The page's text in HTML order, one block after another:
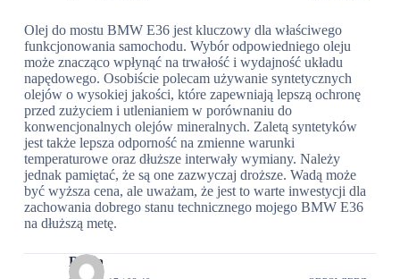
Olej do mostu BMW E36 jest kluczowy dla właściwego
funkcjonowania samochodu. Wybór odpowiedniego oleju
może znacząco wpłynąć na trwałość i wydajność układu
napędowego. Osobiście polecam używanie syntetycznych
olejów o wysokiej jakości, które zapewniają lepszą ochronę
przed zużyciem i utlenianiem w porównaniu do
konwencjonalnych olejów mineralnych. Zaletą syntetyków
jest także lepsza odporność na zmienne warunki
temperaturowe oraz dłuższe interwały wymiany. Należy
jednak pamiętać, że są one zazwyczaj droższe. Wadą może
być wyższa cena, ale uważam, że jest to warte inwestycji dla
zachowania dobrego stanu technicznego mojego BMW E36
na dłuższą metę.
Daria